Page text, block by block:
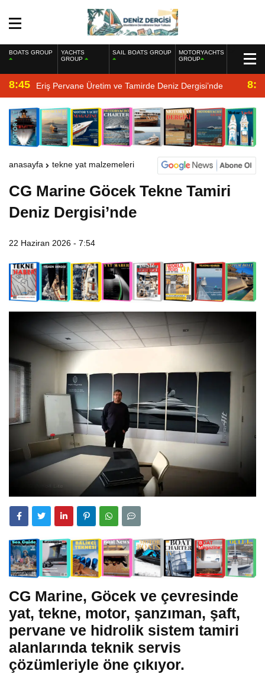
BOATS GROUP
YACHTS
GROUP
SAIL BOATS GROUP
MOTORYACHTS
GROUP
8:45 Eriş Pervane Üretim ve Tamirde Deniz Dergisi’nde
anasayfa tekne yat malzemeleri
CG Marine Göcek Tekne Tamiri
Deniz Dergisi’nde
22 Haziran 2026 - 7:54
CG Marine, Göcek ve çevresinde
yat, tekne, motor, şanzıman, şaft,
pervane ve hidrolik sistem tamiri
alanlarında teknik servis
çözümleriyle öne çıkıyor.